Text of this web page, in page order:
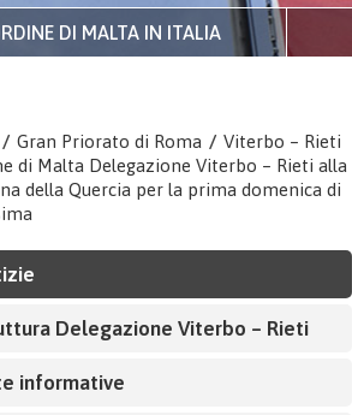
DI MALTA IN ITALIA
/ Gran Priorato di Roma / Viterbo – Rieti
di Malta Delegazione Viterbo – Rieti alla
della Quercia per la prima domenica di
Delegazione Viterbo – Rieti
informative